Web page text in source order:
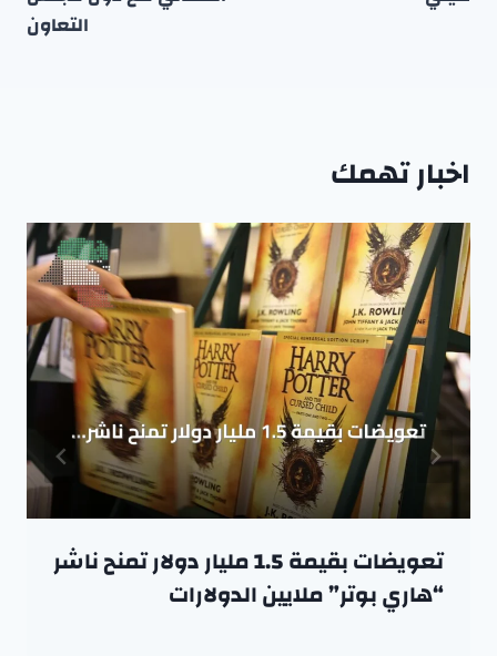
التعاون
اخبار تهمك
تعويضات بقيمة 1.5 مليار دولار تمنح ناشر
“هاري بوتر” ملايين الدولارات